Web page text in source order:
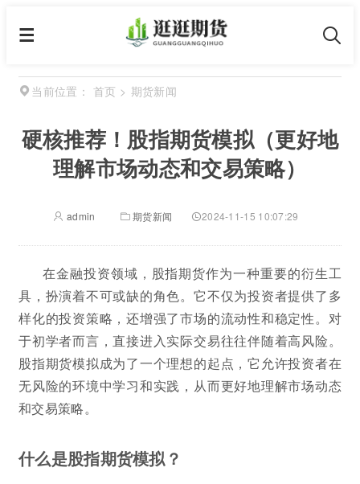
当前位置： 首页 > 期货新闻
硬核推荐！股指期货模拟（更好地
理解市场动态和交易策略）
admin 期货新闻 2024-11-15 10:07:29
在金融投资领域，股指期货作为一种重要的衍生工
具，扮演着不可或缺的角色。它不仅为投资者提供了多
样化的投资策略，还增强了市场的流动性和稳定性。对
于初学者而言，直接进入实际交易往往伴随着高风险。
股指期货模拟成为了一个理想的起点，它允许投资者在
无风险的环境中学习和实践，从而更好地理解市场动态
和交易策略。
什么是股指期货模拟？